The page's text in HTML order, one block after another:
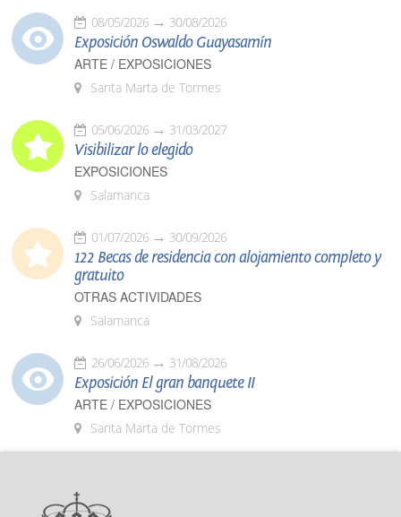
08/05/2026 30/08/2026
Exposición Oswaldo Guayasamín
ARTE / EXPOSICIONES
Santa Marta de Tormes
05/06/2026 31/03/2027
Visibilizar lo elegido
EXPOSICIONES
Salamanca
01/07/2026 30/09/2026
122 Becas de residencia con alojamiento completo y
gratuito
OTRAS ACTIVIDADES
Salamanca
26/06/2026 31/08/2026
Exposición El gran banquete II
ARTE / EXPOSICIONES
Santa Marta de Tormes